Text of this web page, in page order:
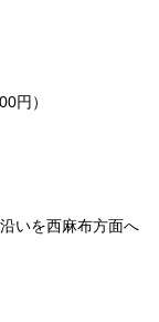
円）
いを西麻布方面へ